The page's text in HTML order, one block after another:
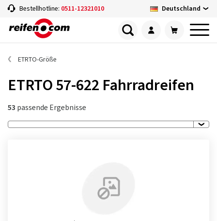
Bestellhotline: 0511-12321010 Deutschland
ETRTO-Größe
ETRTO 57-622 Fahrradreifen
53 passende Ergebnisse